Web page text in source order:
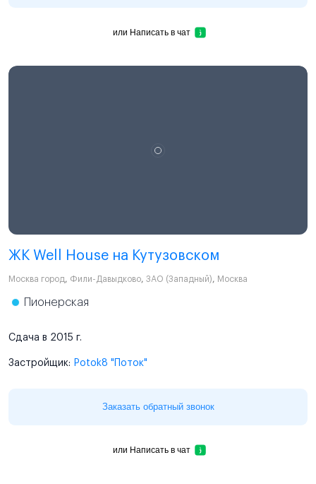
или Написать в чат
ЖК Well House на Кутузовском
Москва город, Фили-Давыдково, ЗАО (Западный), Москва
Пионерская
Сдача в 2015 г.
Застройщик: Potok8 "Поток"
Заказать обратный звонок
или Написать в чат